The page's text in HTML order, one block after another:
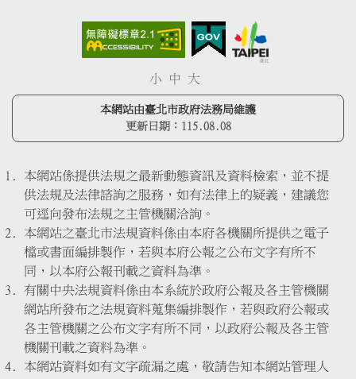
小 中 大
本網站由臺北市政府法務局維護
更新日期： 115.08.08
本網站係提供法規之最新動態資訊及資料檢索，並不提
供法規及法律諮詢之服務，如有法律上的疑義，建議您
可逕向發布法規之主管機關洽詢。
本網站之臺北市法規資料係由本府各機關所提供之電子
檔或書面編排製作，若與本府公報之公布文字有所不
同，以本府公報刊載之資料為準。
有關中央法規資料係由本系統於政府公報及各主管機關
網站所發布之法規資料蒐集編排製作，若與政府公報或
各主管機關之公布文字有所不同，以政府公報及各主管
機關刊載之資料為準。
本網站資料如有文字疏漏之處，敬請告知本網站管理人